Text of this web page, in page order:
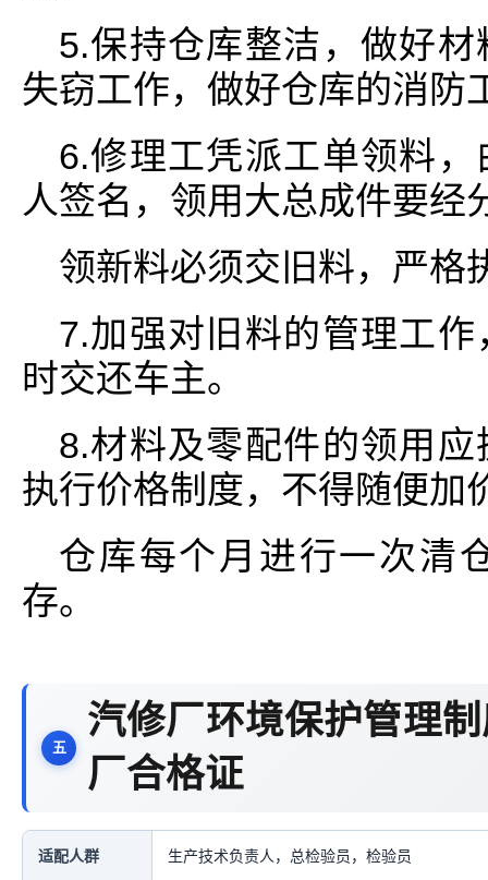
5.保持仓库整洁，做好
失窃工作，做好仓库的消防
6.修理工凭派工单领料
人签名，领用大总成件要经
领新料必须交旧料，严格
7.加强对旧料的管理工
时交还车主。
8.材料及零配件的领用
执行价格制度，不得随便加
仓库每个月进行一次清
存。
汽修厂环境保护管理
厂合格证
适配人群 生产技术负责人，总检验员，检验员